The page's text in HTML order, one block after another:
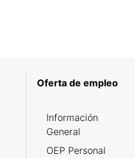
Oferta de empleo
Información
General
OEP Personal